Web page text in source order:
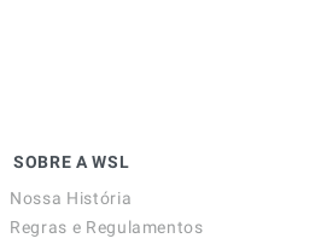
SOBRE A WSL
Nossa História
Regras e Regulamentos